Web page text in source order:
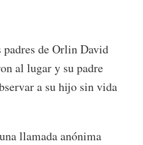
de Orlin David
al lugar y su padre
a su hijo sin vida
llamada anónima